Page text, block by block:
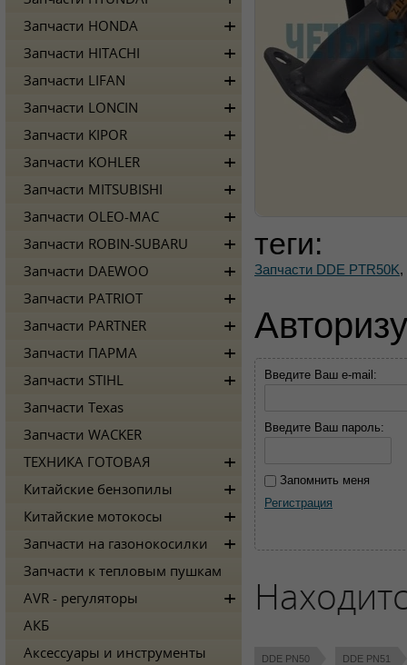
теги:
Запчасти DDE PTR50K,
Введите Ваш e-mail:
Введите Ваш пароль:
Запомнить меня
Регистрация
DDE PN50 DDE PN51
Запчасти HONDA
Запчасти HITACHI
Запчасти LIFAN
Запчасти LONCIN
Запчасти KIPOR
Запчасти KOHLER
Запчасти MITSUBISHI
Запчасти OLEO-MAC
Запчасти ROBIN-SUBARU
Запчасти DAEWOO
Запчасти PATRIOT
Запчасти PARTNER
Запчасти ПАРМА
Запчасти STIHL
Запчасти Texas
Запчасти WACKER
ТЕХНИКА ГОТОВАЯ
Китайские бензопилы
Китайские мотокосы
Запчасти на газонокосилки
Запчасти к тепловым пушкам
AVR - регуляторы
АКБ
Аксессуары и инструменты